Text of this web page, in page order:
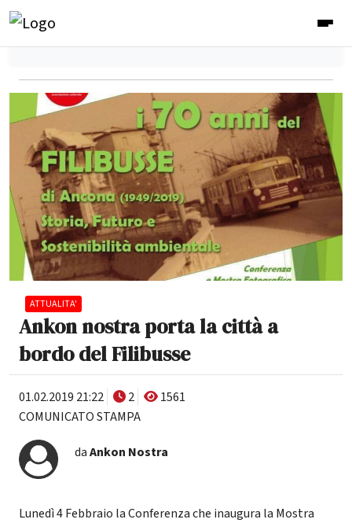
ATTUALITA'
Ankon nostra porta la città a
bordo del Filibusse
01.02.2019 21:22 2
1561
COMUNICATO STAMPA
daAnkon Nostra
Lunedì 4 Febbraio la Conferenza che inaugura la Mostra